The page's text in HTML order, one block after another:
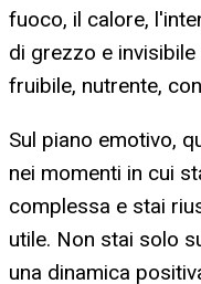
fuoco, il calore,
di grezzo e
fruibile, nutrente,
Sul piano emotivo,
nei momenti in cui
complessa e stai
utile. Non stai solo
una dinamica